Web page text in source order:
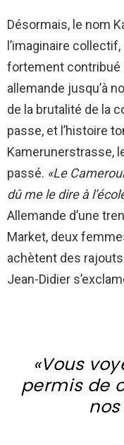
Désormais, le nom
l’imaginaire
fortement contribué
allemande jusqu’à
de la brutalité de la
passe, et l’histoire
Kamerunerstrasse,
passé. «Le
dû me le dire à
Allemande d’une
Market, deux
achètent des
Jean-Didier
«Vous
permis de